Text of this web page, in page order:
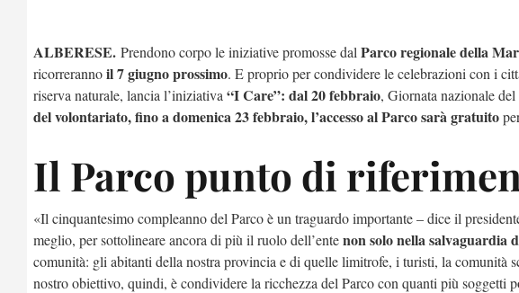
ALBERESE. Prendono corpo le iniziative promosse dal Parco regionale della
ricorrerannoil 7 giugno prossimo. E proprio per condividere le celebrazioni con i
riserva naturale, lancia l’iniziativa “I Care”: dal 20 febbraio, Giornata nazionale del
del volontariato, fino a domenica 23 febbraio, l’accesso al Parco sarà gratuito
Il Parco punto di
«Il cinquantesimo compleanno del Parco è un traguardo importante – dice il
meglio, per sottolineare ancora di più il ruolo dell’entenon solo nella salvaguardia
comunità: gli abitanti della nostra provincia e di quelle limitrofe, i turisti, la comunità
nostro obiettivo, quindi, è condividere la ricchezza del Parco con quanti più